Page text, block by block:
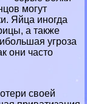
могут
. Яйца иногда
, а также
угроза
они часто
своей